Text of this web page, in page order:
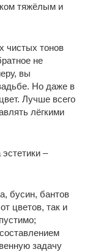
тяжёлым и
чистых тонов
не
вы
Но даже в
Лучше всего
лёгкими
–
бусин, бантов
цветов, так и
задачу